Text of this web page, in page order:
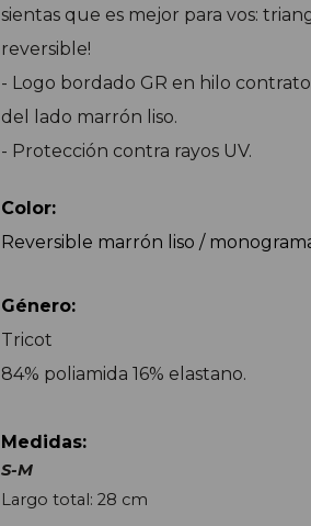
sientas que es mejor para vos:
reversible!
- Logo bordado GR en hilo
del
lado marrón liso.
- Protección contra rayos UV.
Color:
Reversible marrón liso /
Género:
Tricot
84% poliamida 16% elastano.
Medidas:
S-M
Largo total: 28 cm